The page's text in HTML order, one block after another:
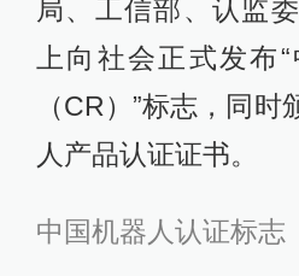
局、工信部、认监
上向社会正式发布
（CR）”标志，同
人产品认证证书。
中国机器人认证标志